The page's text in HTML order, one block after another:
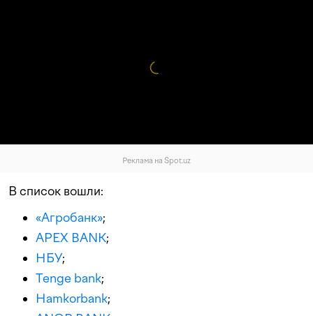
Реклама на Spot.uz
В список вошли:
«Агробанк»;
APEX BANK;
НБУ;
Tenge bank;
Hamkorbank;